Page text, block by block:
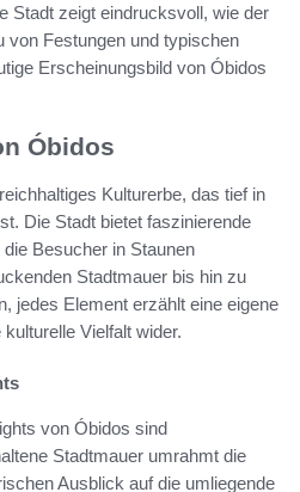
Stadt zeigt eindrucksvoll, wie der
von Festungen und typischen
Erscheinungsbild von Óbidos
Óbidos
Kulturerbe, das tief in
Die Stadt bietet faszinierende
Besucher in Staunen
Stadtmauer bis hin zu
jedes Element erzählt eine eigene
Vielfalt wider.
von Óbidos sind
Stadtmauer umrahmt die
Ausblick auf die umliegende